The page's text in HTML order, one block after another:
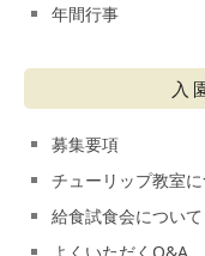
年間行事
入
募集要項
チューリップ教室
給食試食会について